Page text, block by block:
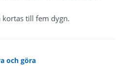
till fem dygn.
och göra